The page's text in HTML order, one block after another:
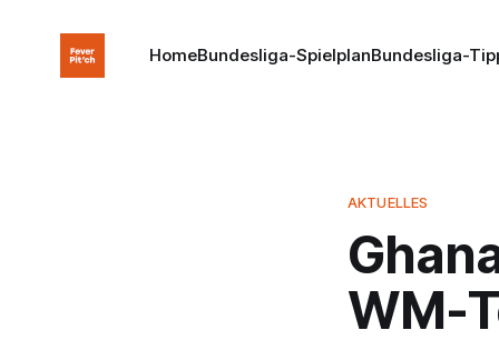
HomeBundesliga-SpielplanBundesliga-
AKTUELLES
WM-